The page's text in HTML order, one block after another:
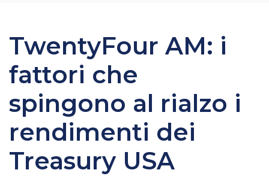
TwentyFour AM: i
fattori che
spingono al rialzo i
rendimenti dei
Treasury USA